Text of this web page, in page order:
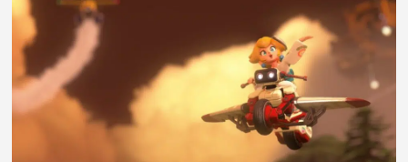
Rumeurs
Nintendo Direct
Tests et previews